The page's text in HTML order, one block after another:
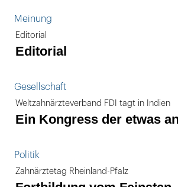
Meinung
Editorial
Editorial
Gesellschaft
Weltzahnärzteverband FDI tagt in Indien
Ein Kongress der etwas
Politik
Zahnärztetag Rheinland-Pfalz